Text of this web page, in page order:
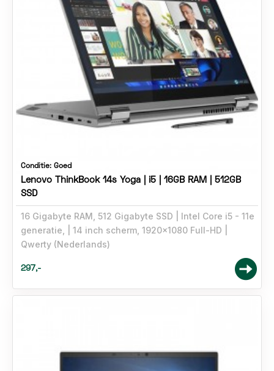
Conditie: Goed
Lenovo ThinkBook 14s Yoga | i5 | 16GB RAM | 512GB
SSD
16 Gigabyte RAM, 512 Gigabyte SSD
Intel Core i5 - 11e
generatie,
14 inch scherm, 1920x1080 Full-HD
Qwerty (Nederlands)
297,-